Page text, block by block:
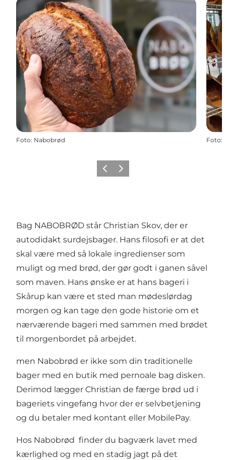
Foto: Nabobrød Foto:
Forrige billede
Næste billede
Bag NABOBRØD står Christian Skov, der er
autodidakt surdejsbager. Hans filosofi er at det
skal være med så lokale ingredienser som
muligt og med brød, der gør godt i ganen såvel
som maven. Hans ønske er at hans bageri i
Skårup kan være et sted man mødeslørdag
morgen og kan tage den gode historie om et
nærværende bageri med sammen med brødet
til morgenbordet på arbejdet.
men Nabobrød er ikke som din traditionelle
bager med en butik med pernoale bag disken.
Derimod lægger Christian de færge brød ud i
bageriets vingefang hvor der er selvbetjening
og du betaler med kontant eller MobilePay.
Hos Nabobrød finder du bagværk lavet med
kærlighed og med en stadig jagt på det